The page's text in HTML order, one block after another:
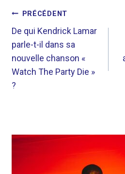
NAVIGATION
DE
L’ARTICLE
PRÉCÉDENT
De qui Kendrick Lamar
parle-t-il dans sa
nouvelle chanson «
Watch The Party Die »
?